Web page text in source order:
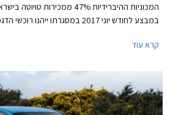
המכוניות ההיברידיות 47%
במבצע לחודש יוני 2017 במסגרתו
קרא עוד